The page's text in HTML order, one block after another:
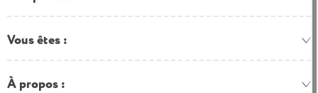
Vous êtes
À propos